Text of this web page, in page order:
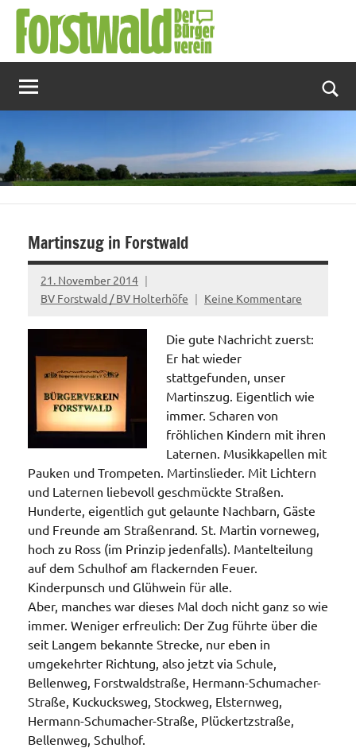
Zum
Inhalt
springen
Martinszug in Forstwald
21. November 2014
BV Forstwald / BV Holterhöfe
Keine Kommentare
Die gute Nachricht zuerst:
Er hat wieder
stattgefunden, unser
Martinszug. Eigentlich wie
immer. Scharen von
fröhlichen Kindern mit ihren
Laternen. Musikkapellen mit
Pauken und Trompeten. Martinslieder. Mit Lichtern
und Laternen liebevoll geschmückte Straßen.
Hunderte, eigentlich gut gelaunte Nachbarn, Gäste
und Freunde am Straßenrand. St. Martin vorneweg,
hoch zu Ross (im Prinzip jedenfalls). Mantelteilung
auf dem Schulhof am flackernden Feuer.
Kinderpunsch und Glühwein für alle.
Aber, manches war dieses Mal doch nicht ganz so wie
immer. Weniger erfreulich: Der Zug führte über die
seit Langem bekannte Strecke, nur eben in
umgekehrter Richtung, also jetzt via Schule,
Bellenweg, Forstwaldstraße, Hermann-Schumacher-
Straße, Kuckucksweg, Stockweg, Elsternweg,
Hermann-Schumacher-Straße, Plückertzstraße,
Bellenweg, Schulhof.